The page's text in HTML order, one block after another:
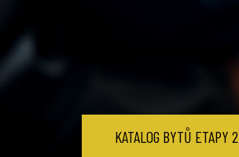
KATALOG BYTŮ ETAPY 2